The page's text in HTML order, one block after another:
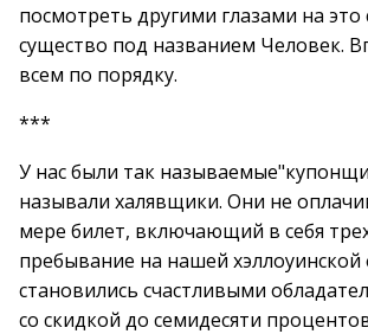
посмотреть другими глазами на это
существо под названием Человек.
всем по порядку.
***
У нас были так
называли халявщики. Они не
мере билет, включающий в себя
пребывание на нашей
становились счастливыми
со скидкой до семидесяти